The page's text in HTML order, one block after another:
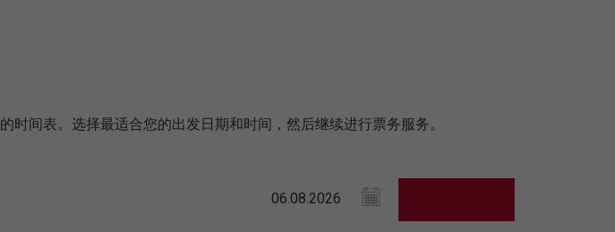
间表。选择最适合您的出发日期和时间，然后继续进行票务服务。